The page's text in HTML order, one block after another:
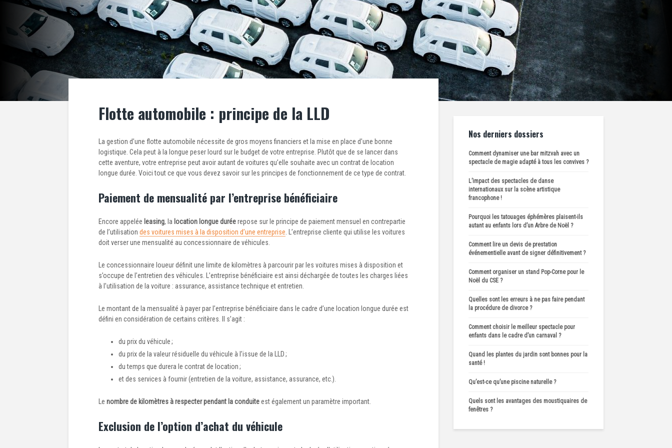
Flotte automobile : principe de la LLD
La gestion d’une flotte automobile nécessite de gros moyens financiers et la mise en place d’une bonne
logistique. Cela peut à la longue peser lourd sur le budget de votre entreprise. Plutôt que de se lancer dans
cette aventure, votre entreprise peut avoir autant de voitures qu’elle souhaite avec un contrat de location
longue durée. Voici tout ce que vous devez savoir sur les principes de fonctionnement de ce type de contrat.
Paiement de mensualité par l’entreprise bénéficiaire
Encore appelée leasing, la location longue duréerepose sur le principe de paiement mensuel en contrepartie
de l’utilisation des voitures mises à la disposition d’une entreprise . L’entreprise cliente qui utilise les voitures
doit verser une mensualité au concessionnaire de véhicules.
Le concessionnaire loueur définit une limite de kilomètres à parcourir par les voitures mises à disposition et
s’occupe de l’entretien des véhicules. L’entreprise bénéficiaire est ainsi déchargée de toutes les charges liées
à l’utilisation de la voiture : assurance, assistance technique et entretien.
Le montant de la mensualité à payer par l’entreprise bénéficiaire dans le cadre d’une location longue durée est
défini en considération de certains critères. Il s’agit :
du prix du véhicule ;
du prix de la valeur résiduelle du véhicule à l’issue de la LLD ;
du temps que durera le contrat de location ;
et des services à fournir (entretien de la voiture, assistance, assurance, etc.).
Le nombre de kilomètres à respecter pendant la conduiteest également un paramètre important.
Exclusion de l’option d’achat du véhicule
Nos derniers dossiers
Comment dynamiser une bar mitzvah avec un
spectacle de magie adapté à tous les convives ?
L’impact des spectacles de danse
internationaux sur la scène artistique
francophone !
Pourquoi les tatouages éphémères plaisent-ils
autant au enfants lors d’un Arbre de Noël ?
Comment lire un devis de prestation
événementielle avant de signer définitivement ?
Comment organiser un stand Pop-Corne pour le
Noël du CSE ?
Quelles sont les erreurs à ne pas faire pendant
la procédure de divorce ?
Comment choisir le meilleur spectacle pour
enfants dans le cadre d’un carnaval ?
Quand les plantes du jardin sont bonnes pour la
santé !
Qu’est-ce qu’une piscine naturelle ?
Quels sont les avantages des moustiquaires de
fenêtres ?